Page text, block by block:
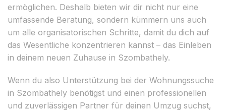
ermöglichen. Deshalb bieten wir dir nicht nur eine
umfassende Beratung, sondern kümmern uns auch
um alle organisatorischen Schritte, damit du dich auf
das Wesentliche konzentrieren kannst – das Einleben
in deinem neuen Zuhause in Szombathely.
Wenn du also Unterstützung bei der Wohnungssuche
in Szombathely benötigst und einen professionellen
und zuverlässigen Partner für deinen Umzug suchst,